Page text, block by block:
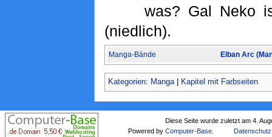
was? Gal Neko
(niedlich).
Manga-Bände Elban Arc
Kategorien: Manga| Kapitel mit Farbseiten
Diese Seite wurde zuletzt am 4.
Powered byComputer-Base Datenschutz